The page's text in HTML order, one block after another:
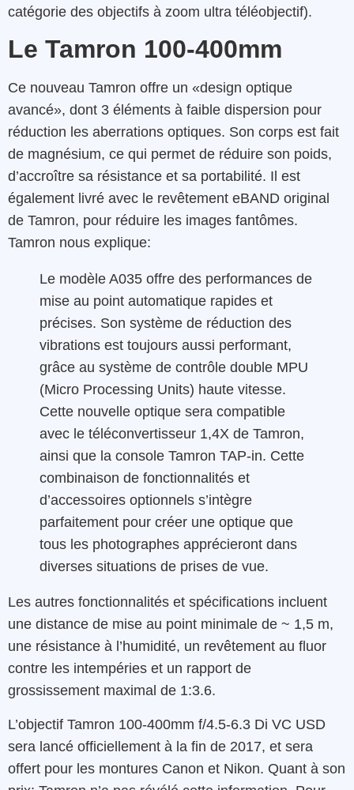
catégorie des objectifs à zoom ultra téléobjectif).
Le Tamron 100-400mm
Ce nouveau Tamron offre un «design optique
avancé», dont 3 éléments à faible dispersion pour
réduction les aberrations optiques. Son corps est fait
de magnésium, ce qui permet de réduire son poids,
d’accroître sa résistance et sa portabilité. Il est
également livré avec le revêtement eBAND original
de Tamron, pour réduire les images fantômes.
Tamron nous explique:
Le modèle A035 offre des performances de
mise au point automatique rapides et
précises. Son système de réduction des
vibrations est toujours aussi performant,
grâce au système de contrôle double MPU
(Micro Processing Units) haute vitesse.
Cette nouvelle optique sera compatible
avec le téléconvertisseur 1,4X de Tamron,
ainsi que la console Tamron TAP-in. Cette
combinaison de fonctionnalités et
d’accessoires optionnels s’intègre
parfaitement pour créer une optique que
tous les photographes apprécieront dans
diverses situations de prises de vue.
Les autres fonctionnalités et spécifications incluent
une distance de mise au point minimale de ~ 1,5 m,
une résistance à l’humidité, un revêtement au fluor
contre les intempéries et un rapport de
grossissement maximal de 1:3.6.
L’objectif Tamron 100-400mm f/4.5-6.3 Di VC USD
sera lancé officiellement à la fin de 2017, et sera
offert pour les montures Canon et Nikon. Quant à son